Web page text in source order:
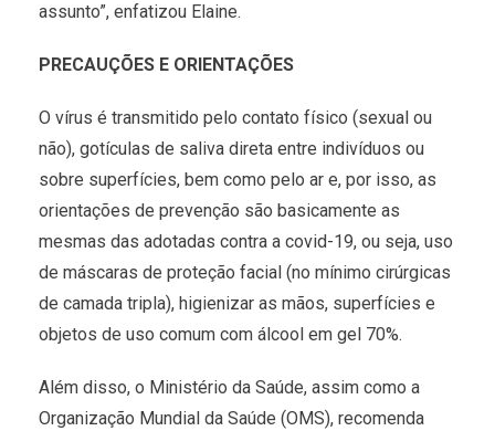
assunto”, enfatizou Elaine.
PRECAUÇÕES E ORIENTAÇÕES
O vírus é transmitido pelo contato físico (sexual ou
não), gotículas de saliva direta entre indivíduos ou
sobre superfícies, bem como pelo ar e, por isso, as
orientações de prevenção são basicamente as
mesmas das adotadas contra a covid-19, ou seja, uso
de máscaras de proteção facial (no mínimo cirúrgicas
de camada tripla), higienizar as mãos, superfícies e
objetos de uso comum com álcool em gel 70%.
Além disso, o Ministério da Saúde, assim como a
Organização Mundial da Saúde (OMS), recomenda